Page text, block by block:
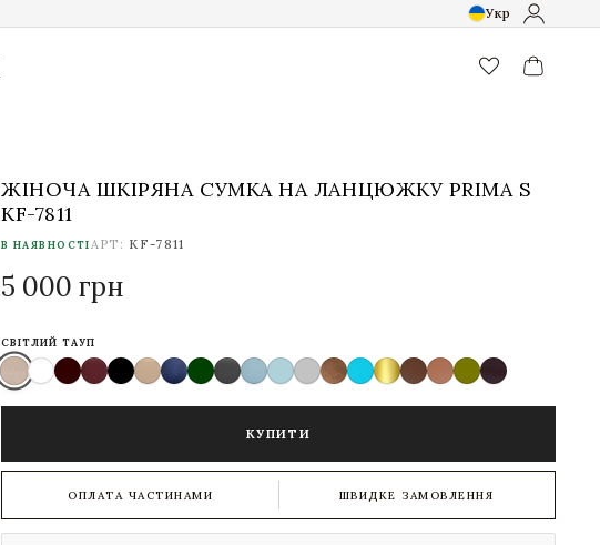
Укр
favorite_border
ЖІНОЧА ШКІРЯНА СУМКА НА ЛАНЦЮЖКУ PRIMA S
KF-7811
В НАЯВНОСТІАРТ: KF-7811
5 000 грн
СВІТЛИЙ ТАУП
КУПИТИ
ОПЛАТА ЧАСТИНАМИ ШВИДКЕ ЗАМОВЛЕННЯ